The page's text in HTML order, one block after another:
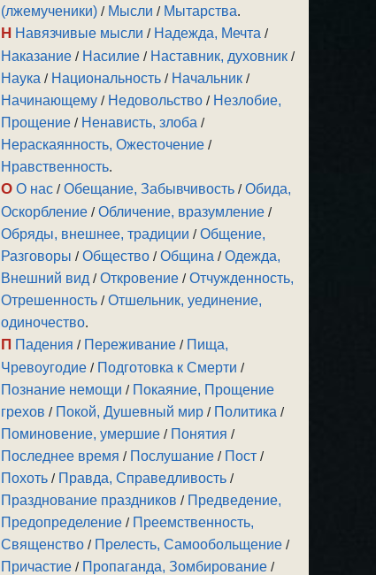
(лжемученики) / Мысли / Мытарства.
Н Навязчивые мысли / Надежда, Мечта /
Наказание / Насилие / Наставник, духовник /
Наука / Национальность / Начальник /
Начинающему / Недовольство / Незлобие,
Прощение / Ненависть, злоба /
Нераскаянность, Ожесточение /
Нравственность.
О О нас /Обещание, Забывчивость /Обида,
Оскорбление /Обличение, вразумление /
Обряды, внешнее, традиции /Общение,
Разговоры /Общество /Община /Одежда,
Внешний вид /Откровение /Отчужденность,
Отрешенность /Отшельник, уединение,
одиночество.
П Падения / Переживание / Пища,
Чревоугодие / Подготовка к Смерти /
Познание немощи / Покаяние, Прощение
грехов / Покой, Душевный мир / Политика /
Поминовение, умершие / Понятия /
Последнее время / Послушание / Пост /
Похоть / Правда, Справедливость /
Празднование праздников / Предведение,
Предопределение / Преемственность,
Священство / Прелесть, Самообольщение /
Причастие / Пропаганда, Зомбирование /